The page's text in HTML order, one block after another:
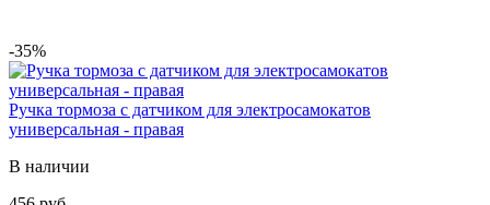
-35%
Ручка тормоза с датчиком для электросамокатов
универсальная - правая
В наличии